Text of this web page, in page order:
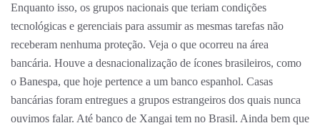
Enquanto isso, os grupos nacionais que teriam condições
tecnológicas e gerenciais para assumir as mesmas tarefas não
receberam nenhuma proteção. Veja o que ocorreu na área
bancária. Houve a desnacionalização de ícones brasileiros, como
o Banespa, que hoje pertence a um banco espanhol. Casas
bancárias foram entregues a grupos estrangeiros dos quais nunca
ouvimos falar. Até banco de Xangai tem no Brasil. Ainda bem que